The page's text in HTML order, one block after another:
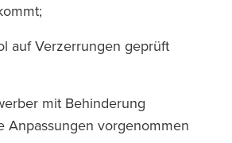
auf Verzerrungen geprüft
mit Behinderung
Anpassungen vorgenommen